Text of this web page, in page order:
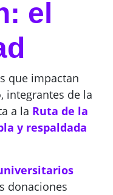
el
que impactan
integrantes de la
a la Ruta de la
y respaldada
donaciones